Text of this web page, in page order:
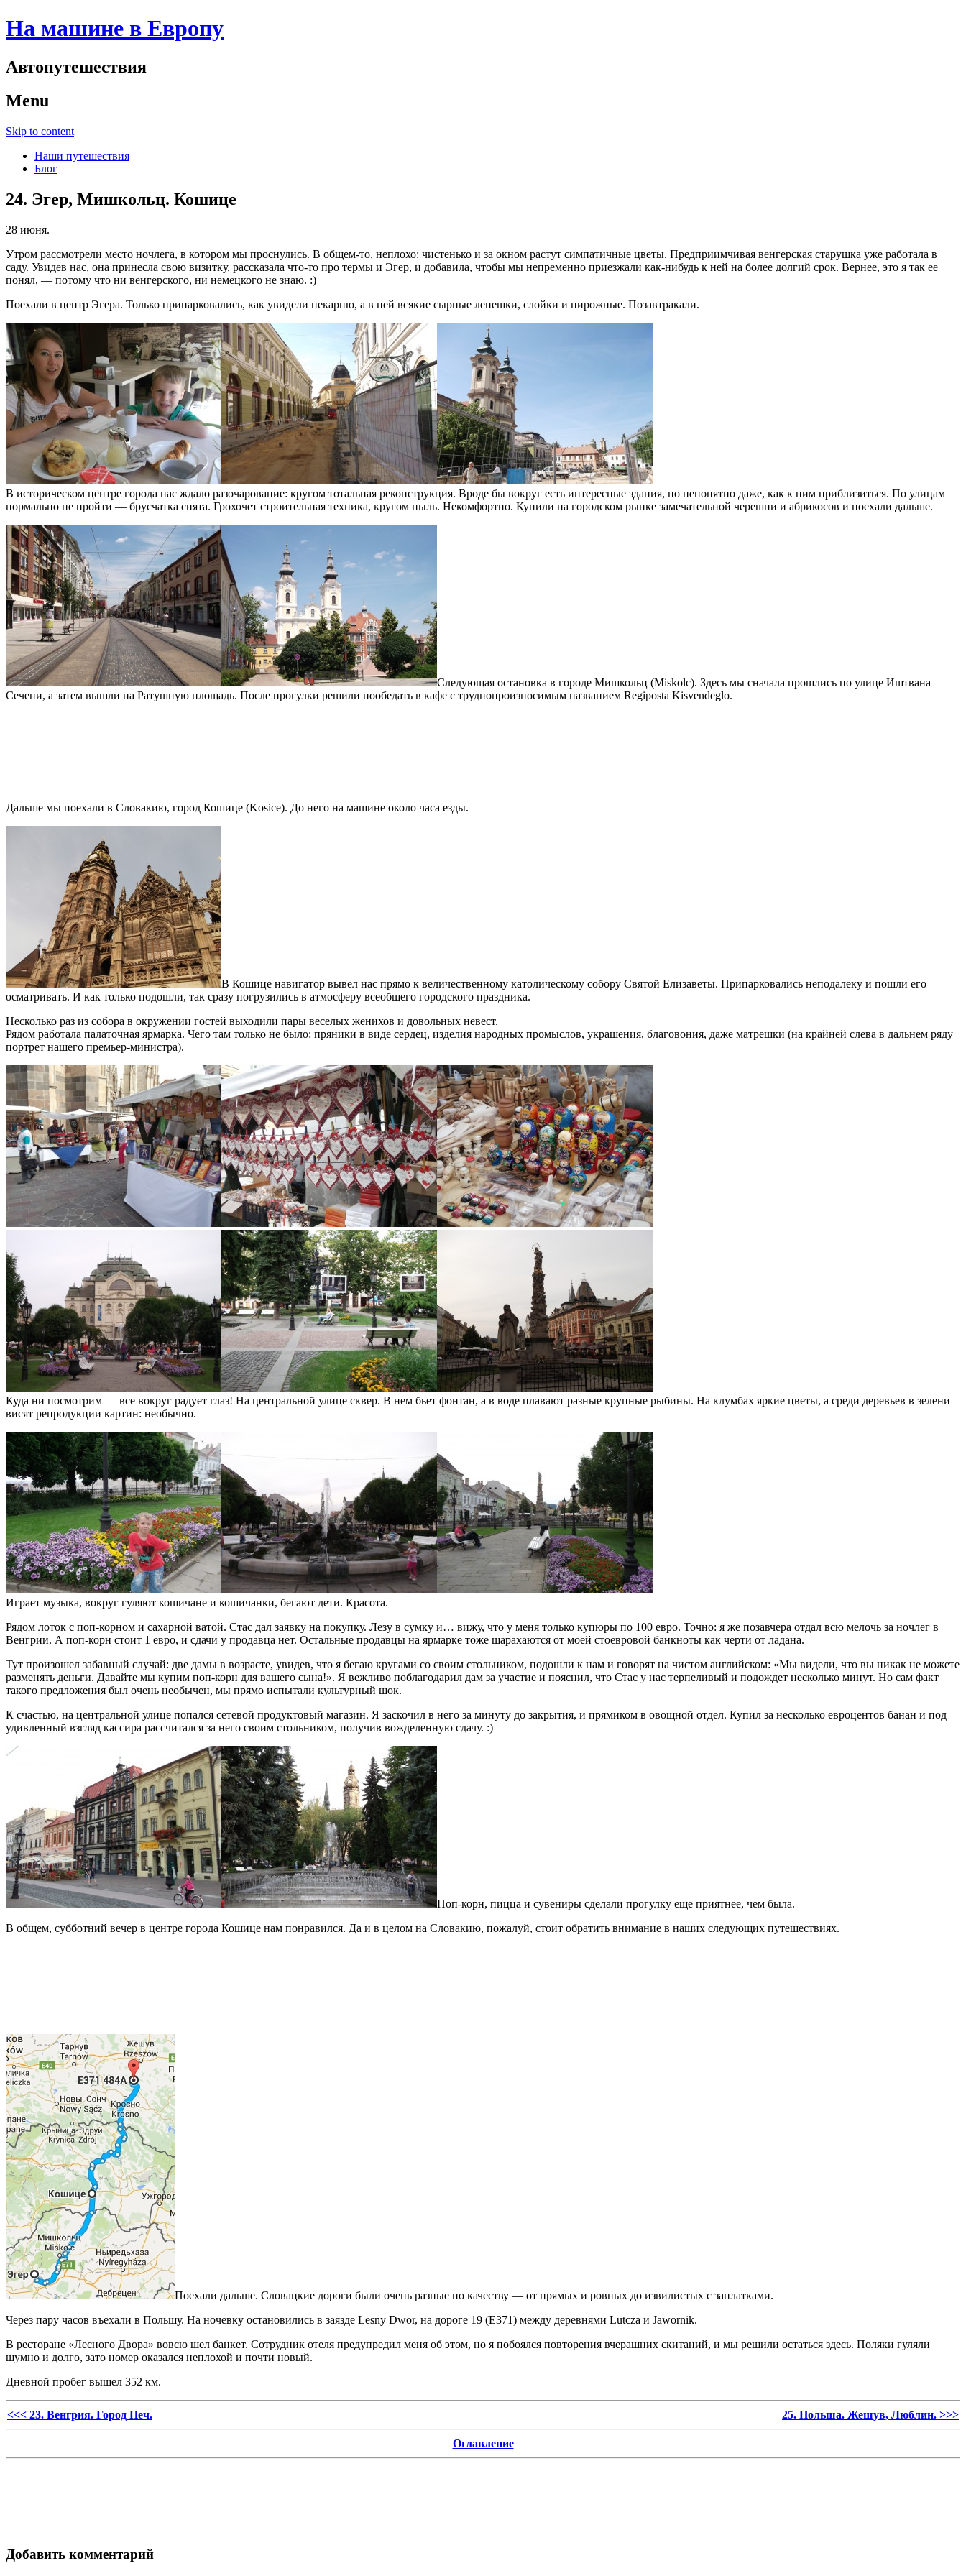
На машине в Европу
Автопутешествия
Menu
Skip to content
Наши путешествия
Блог
24. Эгер, Мишкольц. Кошице
28 июня.
Утром рассмотрели место ночлега, в котором мы проснулись. В общем-то, неплохо: чистенько и за окном растут симпатичные цветы. Предприимчивая венгерская старушка уже работала в
саду. Увидев нас, она принесла свою визитку, рассказала что-то про термы и Эгер, и добавила, чтобы мы непременно приезжали как-нибудь к ней на более долгий срок. Вернее, это я так ее
понял, — потому что ни венгерского, ни немецкого не знаю. :)
Поехали в центр Эгера. Только припарковались, как увидели пекарню, а в ней всякие сырные лепешки, слойки и пирожные. Позавтракали.
В историческом центре города нас ждало разочарование: кругом тотальная реконструкция. Вроде бы вокруг есть интересные здания, но непонятно даже, как к ним приблизиться. По улицам
нормально не пройти — брусчатка снята. Грохочет строительная техника, кругом пыль. Некомфортно. Купили на городском рынке замечательной черешни и абрикосов и поехали дальше.
Следующая остановка в городе Мишкольц (Miskolc). Здесь мы сначала прошлись по улице Иштвана
Сечени, а затем вышли на Ратушную площадь. После прогулки решили пообедать в кафе с труднопроизносимым названием Regiposta Kisvendeglo.
Дальше мы поехали в Словакию, город Кошице (Kosice). До него на машине около часа езды.
В Кошице навигатор вывел нас прямо к величественному католическому собору Святой Елизаветы. Припарковались неподалеку и пошли его
осматривать. И как только подошли, так сразу погрузились в атмосферу всеобщего городского праздника.
Несколько раз из собора в окружении гостей выходили пары веселых женихов и довольных невест.
Рядом работала палаточная ярмарка. Чего там только не было: пряники в виде сердец, изделия народных промыслов, украшения, благовония, даже матрешки (на крайней слева в дальнем ряду
портрет нашего премьер-министра).
Куда ни посмотрим — все вокруг радует глаз! На центральной улице сквер. В нем бьет фонтан, а в воде плавают разные крупные рыбины. На клумбах яркие цветы, а среди деревьев в зелени
висят репродукции картин: необычно.
Играет музыка, вокруг гуляют кошичане и кошичанки, бегают дети. Красота.
Рядом лоток с поп-корном и сахарной ватой. Стас дал заявку на покупку. Лезу в сумку и… вижу, что у меня только купюры по 100 евро. Точно: я же позавчера отдал всю мелочь за ночлег в
Венгрии. А поп-корн стоит 1 евро, и cдачи у продавца нет. Остальные продавцы на ярмарке тоже шарахаются от моей стоевровой банкноты как черти от ладана.
Тут произошел забавный случай: две дамы в возрасте, увидев, что я бегаю кругами со своим стольником, подошли к нам и говорят на чистом английском: «Мы видели, что вы никак не можете
разменять деньги. Давайте мы купим поп-корн для вашего сына!». Я вежливо поблагодарил дам за участие и пояснил, что Стас у нас терпеливый и подождет несколько минут. Но сам факт
такого предложения был очень необычен, мы прямо испытали культурный шок.
К счастью, на центральной улице попался сетевой продуктовый магазин. Я заскочил в него за минуту до закрытия, и прямиком в овощной отдел. Купил за несколько евроцентов банан и под
удивленный взгляд кассира рассчитался за него своим стольником, получив вожделенную сдачу. :)
Поп-корн, пицца и сувениры сделали прогулку еще приятнее, чем была.
В общем, субботний вечер в центре города Кошице нам понравился. Да и в целом на Словакию, пожалуй, стоит обратить внимание в наших следующих путешествиях.
Поехали дальше. Словацкие дороги были очень разные по качеству — от прямых и ровных до извилистых с заплатками.
Через пару часов въехали в Польшу. На ночевку остановились в заязде Lesny Dwor, на дороге 19 (E371) между деревнями Lutcza и Jawornik.
В ресторане «Лесного Двора» вовсю шел банкет. Сотрудник отеля предупредил меня об этом, но я побоялся повторения вчерашних скитаний, и мы решили остаться здесь. Поляки гуляли
шумно и долго, зато номер оказался неплохой и почти новый.
Дневной пробег вышел 352 км.
<<< 23. Венгрия. Город Печ. 25. Польша. Жешув, Люблин. >>>
Оглавление
Добавить комментарий